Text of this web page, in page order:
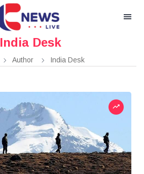
India Desk
Author India Desk